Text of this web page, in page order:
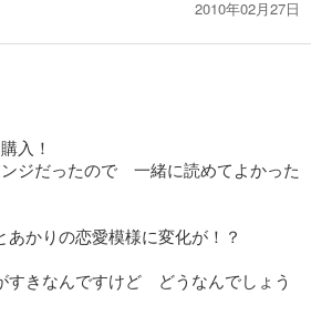
2010年02月27日
入！
ジだったので 一緒に読めてよかった
かりの恋愛模様に変化が！？
きなんですけど どうなんでしょう